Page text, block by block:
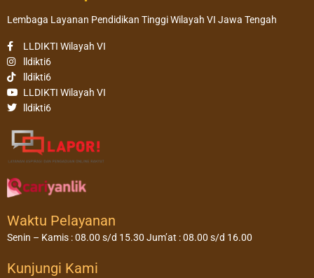
Lembaga Layanan Pendidikan Tinggi Wilayah VI Jawa Tengah
LLDIKTI Wilayah VI
lldikti6
lldikti6
LLDIKTI Wilayah VI
lldikti6
Waktu Pelayanan
Senin – Kamis : 08.00 s/d 15.30 Jum’at : 08.00 s/d 16.00
Kunjungi Kami